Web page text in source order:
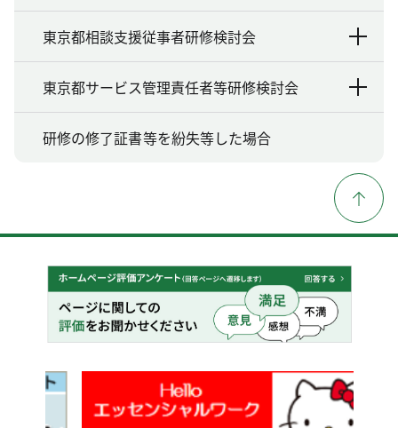
東京都相談支援従事者研修検討会
東京都サービス管理責任者等研修検討会
研修の修了証書等を紛失等した場合